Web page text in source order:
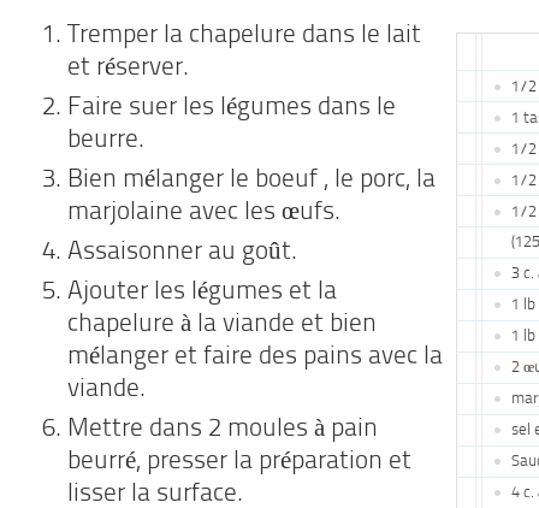
1/2
1
1/2
1/2
1/2
3 c.
1 lb
1 lb
2
sel
4 c.
Tremper la chapelure dans le lait
et réserver.
Faire suer les légumes dans le
beurre.
Bien mélanger le boeuf , le porc, la
marjolaine avec les œufs.
Assaisonner au goût.
Ajouter les légumes et la
chapelure à la viande et bien
mélanger et faire des pains avec la
viande.
Mettre dans 2 moules à pain
beurré, presser la préparation et
lisser la surface.